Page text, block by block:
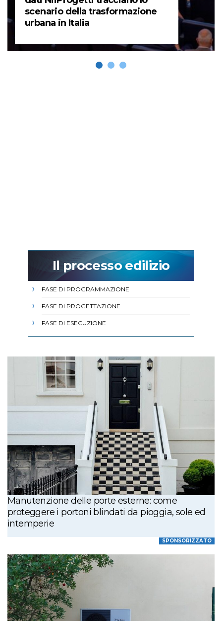
scenario della trasformazione
urbana in Italia
Il processo edilizio
FASE DI PROGRAMMAZIONE
FASE DI PROGETTAZIONE
FASE DI ESECUZIONE
Manutenzione delle porte esterne: come
proteggere i portoni blindati da pioggia, sole ed
intemperie
SPONSORIZZATO